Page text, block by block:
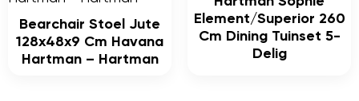
Bearchair Stoel Jute
128x48x9 Cm Havana
Hartman – Hartman
Element/Superior 260
Cm Dining Tuinset 5-
Delig